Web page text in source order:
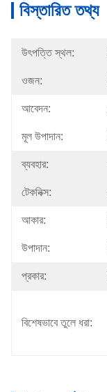
বিস্তারিত তথ্য
উৎপত্তি স্থল:
ওজন:
আবেদন:
মূল উপাদান:
ব্যবহার:
টেকনিক্স:
আকার:
উপাদান:
প্রকার:
বিশেষভাবে তুলে ধরা: